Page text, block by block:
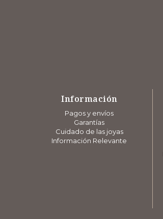
Información
Pagos y envíos
Garantías
Cuidado de las joyas
Información Relevante